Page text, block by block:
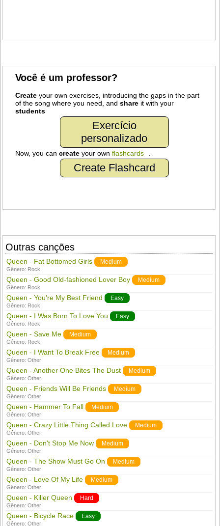
Você é um professor?
Create your own exercises, introducing the gaps in the part
of the song where you need, andshare it with your
students
Exercício
personalizado
Now, you cancreate your ownflashcards
Create Flashcard
Outras canções
Queen - Fat Bottomed Girls Medium
Gênero: Rock
Queen - Good Old-fashioned Lover Boy Medium
Gênero: Rock
Queen - You're My Best Friend Easy
Gênero: Rock
Queen - I Was Born To Love You Easy
Gênero: Rock
Queen - Save Me Medium
Gênero: Rock
Queen - I Want To Break Free Medium
Gênero:Other
Queen - Another One Bites The Dust Medium
Gênero:Other
Queen - Friends Will Be Friends Medium
Gênero:Other
Queen - Hammer To Fall Medium
Gênero:Other
Queen - Crazy Little Thing Called Love Medium
Gênero:Other
Queen - Don't Stop Me Now Medium
Gênero:Other
Queen - The Show Must Go On Medium
Gênero:Other
Queen - Love Of My Life Medium
Gênero:Other
Queen - Killer Queen Hard
Gênero:Other
Queen - Bicycle Race Easy
Gênero:Other